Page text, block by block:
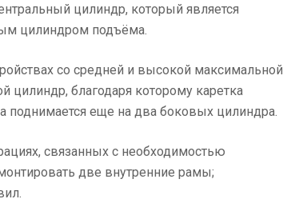
цилиндр, который является
цилиндром подъёма.
со средней и высокой максимальной
цилиндр, благодаря которому каретка
поднимается еще на два боковых цилиндра.
связанных с необходимостью
две внутренние рамы;